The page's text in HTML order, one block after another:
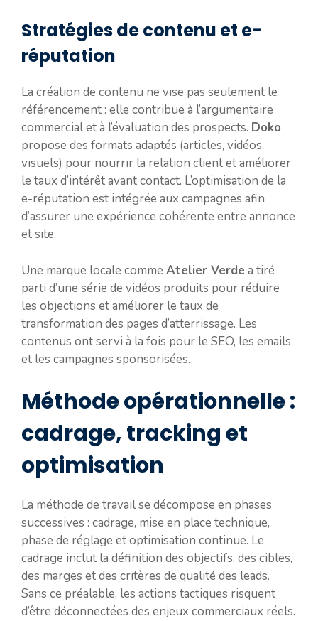
Stratégies de contenu et e-
réputation
La création de contenu ne vise pas seulement le
référencement : elle contribue à l’argumentaire
commercial et à l’évaluation des prospects. Doko
propose des formats adaptés (articles, vidéos,
visuels) pour nourrir la relation client et améliorer
le taux d’intérêt avant contact. L’optimisation de la
e-réputation est intégrée aux campagnes afin
d’assurer une expérience cohérente entre annonce
et site.
Une marque locale comme Atelier Verde a tiré
parti d’une série de vidéos produits pour réduire
les objections et améliorer le taux de
transformation des pages d’atterrissage. Les
contenus ont servi à la fois pour le SEO, les emails
et les campagnes sponsorisées.
Méthode opérationnelle :
cadrage, tracking et
optimisation
La méthode de travail se décompose en phases
successives : cadrage, mise en place technique,
phase de réglage et optimisation continue. Le
cadrage inclut la définition des objectifs, des cibles,
des marges et des critères de qualité des leads.
Sans ce préalable, les actions tactiques risquent
d’être déconnectées des enjeux commerciaux réels.